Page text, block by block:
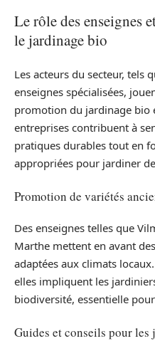
Le rôle des enseignes
le jardinage bio
Les acteurs du secteur, tels
enseignes spécialisées,
promotion du jardinage bio
entreprises contribuent à
pratiques durables tout en
appropriées pour jardiner
Promotion de variétés
Des enseignes telles que
Marthe mettent en avant
adaptées aux climats
elles impliquent les
biodiversité, essentielle
Guides et conseils pour les